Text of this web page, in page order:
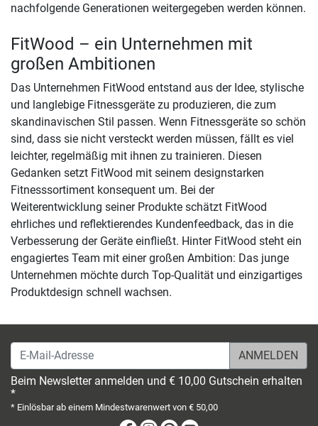
nachfolgende Generationen weitergegeben werden können.
FitWood – ein Unternehmen mit
großen Ambitionen
Das Unternehmen FitWood entstand aus der Idee, stylische
und langlebige Fitnessgeräte zu produzieren, die zum
skandinavischen Stil passen. Wenn Fitnessgeräte so schön
sind, dass sie nicht versteckt werden müssen, fällt es viel
leichter, regelmäßig mit ihnen zu trainieren. Diesen
Gedanken setzt FitWood mit seinem designstarken
Fitnesssortiment konsequent um. Bei der
Weiterentwicklung seiner Produkte schätzt FitWood
ehrliches und reflektierendes Kundenfeedback, das in die
Verbesserung der Geräte einfließt. Hinter FitWood steht ein
engagiertes Team mit einer großen Ambition: Das junge
Unternehmen möchte durch Top-Qualität und einzigartiges
Produktdesign schnell wachsen.
E-Mail-Adresse
Beim Newsletter anmelden und € 10,00 Gutschein erhalten
*
* Einlösbar ab einem Mindestwarenwert von € 50,00